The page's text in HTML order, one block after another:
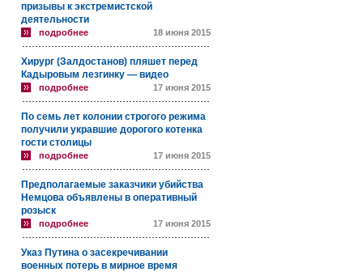
призывы к экстремистской
деятельности
подробнее 18 июня 2015
Хирург (Залдостанов) пляшет перед
Кадыровым лезгинку — видео
подробнее 17 июня 2015
По семь лет колонии строгого режима
получили укравшие дорогого котенка
гости столицы
подробнее 17 июня 2015
Предполагаемые заказчики убийства
Немцова объявлены в оперативный
розыск
подробнее 17 июня 2015
Указ Путина о засекречивании
военных потерь в мирное время